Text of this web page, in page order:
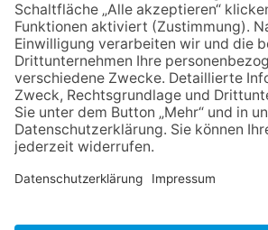
Impressum